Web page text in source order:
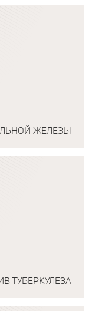
ЖЕЛЕЗЫ
ТУБЕРКУЛЕЗА